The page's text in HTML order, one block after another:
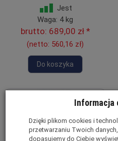
Jest
Waga: 4 kg
brutto: 689,00 zł*
(netto: 560,16 zł)
Do koszyka
Informacja
Dzięki plikom cookies i
przetwarzaniu Twoich
dopasujemy do Ciebie